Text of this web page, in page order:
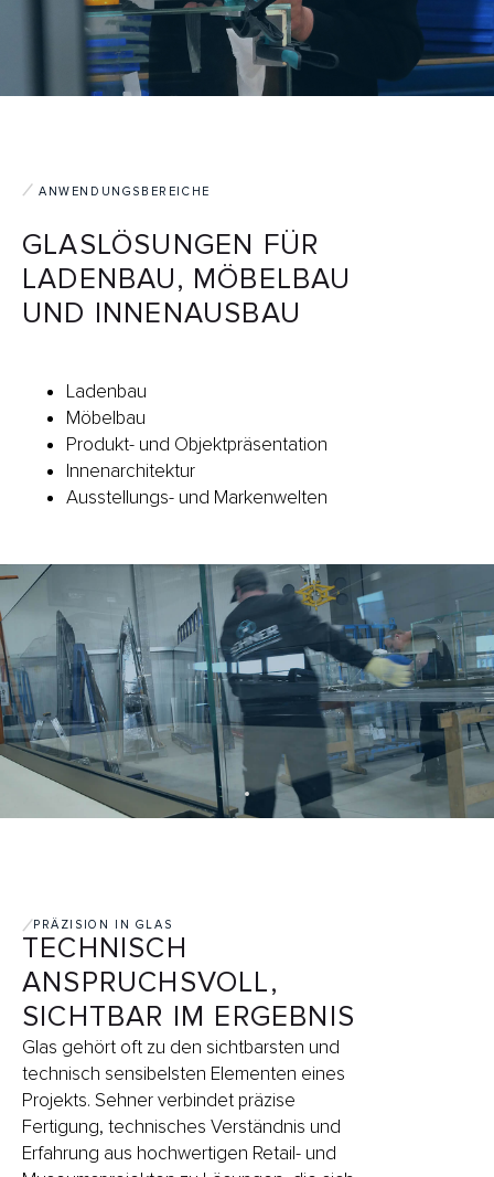
Ladenbau
Möbelbau
Produkt- und Objektpräsentation
Innenarchitektur
Ausstellungs- und Markenwelten
ANWENDUNGSBEREICHE
GLASLÖSUNGEN FÜR
LADENBAU, MÖBELBAU
UND INNENAUSBAU
PRÄZISION IN GLAS
TECHNISCH
ANSPRUCHSVOLL,
SICHTBAR IM ERGEBNIS
Glas gehört oft zu den sichtbarsten und
technisch sensibelsten Elementen eines
Projekts. Sehner verbindet präzise
Fertigung, technisches Verständnis und
Erfahrung aus hochwertigen Retail- und